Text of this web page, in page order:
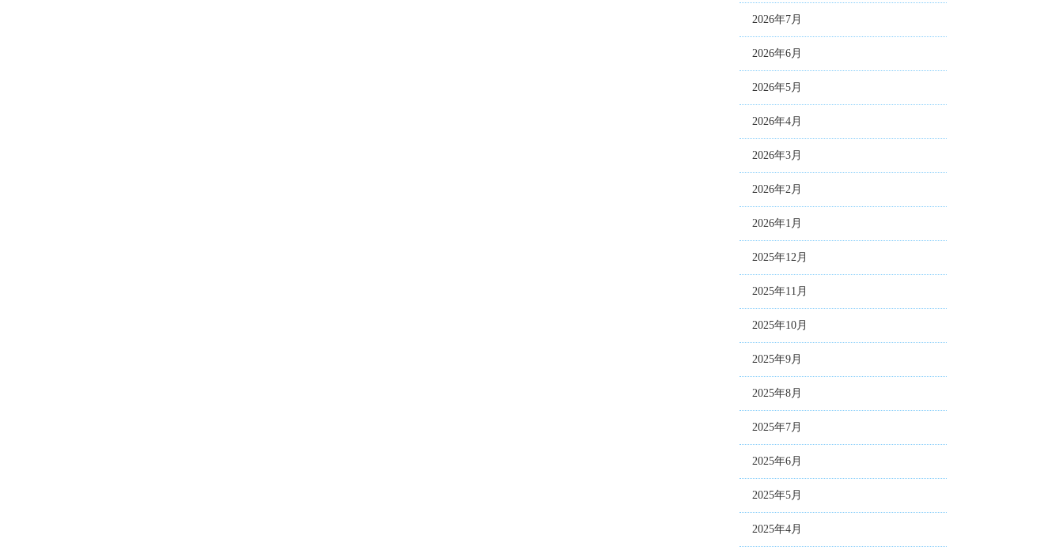
2026年7月
2026年6月
2026年5月
2026年4月
2026年3月
2026年2月
2026年1月
2025年12月
2025年11月
2025年10月
2025年9月
2025年8月
2025年7月
2025年6月
2025年5月
2025年4月